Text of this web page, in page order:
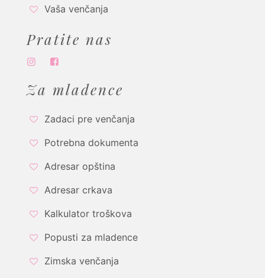
Vaša venčanja
Pratite nas
Za mladence
Zadaci pre venčanja
Potrebna dokumenta
Adresar opština
Adresar crkava
Kalkulator troškova
Popusti za mladence
Zimska venčanja